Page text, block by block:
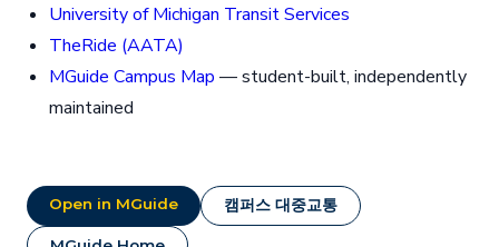
University of Michigan Transit Services
TheRide (AATA)
MGuide Campus Map — student-built, independently
maintained
Open in MGuide 캠퍼스 대중교통